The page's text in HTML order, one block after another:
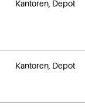
Kantoren, Depot
Kantoren, Depot